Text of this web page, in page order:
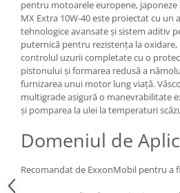
pentru motoarele europene, japoneze
MX Extra 10W-40 este proiectat cu un
tehnologice avansate și sistem aditiv
puternică pentru rezistența la
controlul uzurii completate cu o
pistonului și formarea redusă a
furnizarea unui motor lung viaţă.
multigrade asigură o manevrabilitate
și pomparea la ulei la temperaturi
Domeniul de
Recomandat de ExxonMobil pentru a